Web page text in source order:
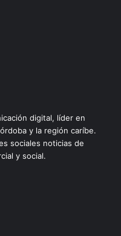
digital, líder en
y la región caríbe.
sociales noticias de
y social.